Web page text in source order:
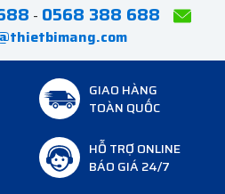
- 0568 388 688
GIAO HÀNG
TOÀN QUỐC
HỖ TRỢ ONLINE
BÁO GIÁ 24/7